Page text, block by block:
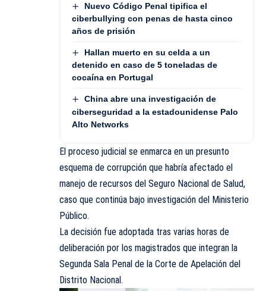
Nuevo Código Penal tipifica el
ciberbullying con penas de hasta cinco
años de prisión
Hallan muerto en su celda a un
detenido en caso de 5 toneladas de
cocaína en Portugal
China abre una investigación de
ciberseguridad a la estadounidense Palo
Alto Networks
El proceso judicial se enmarca en un presunto
esquema de corrupción que habría afectado el
manejo de recursos del Seguro Nacional de Salud,
caso que continúa bajo investigación del Ministerio
Público.
La decisión fue adoptada tras varias horas de
deliberación por los magistrados que integran la
Segunda Sala Penal de la Corte de Apelación del
Distrito Nacional.